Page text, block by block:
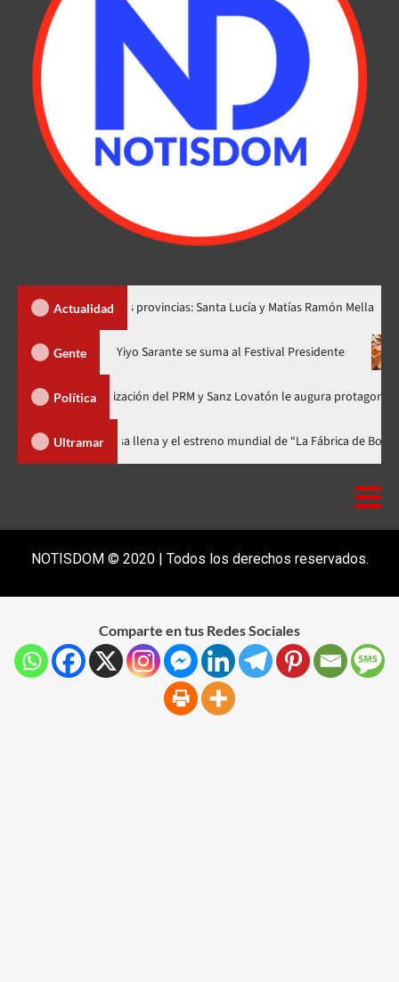
Actualidad
dos nuevas provincias: Santa Lucía y Matías Ramón Mella
Gente
nuevo horario Yiyo Sarante se suma al Festival
Política
de Organización del PRM y Sanz Lovatón le augura protagonismo político
Ultramar
celebra 15 años con una gala a casa llena y el estreno mundial de “La
NOTISDOM © 2020 | Todos los derechos reservados.
Comparte en tus Redes Sociales